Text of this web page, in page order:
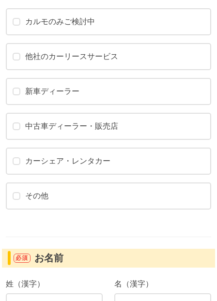
カルモのみご検討中
他社のカーリースサービス
新車ディーラー
中古車ディーラー・販売店
カーシェア・レンタカー
その他
必須 お名前
姓（漢字） 名（漢字）